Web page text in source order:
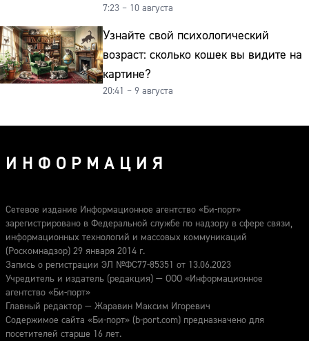
7:23 – 10 августа
Узнайте свой психологический
возраст: сколько кошек вы видите на
картине?
20:41 – 9 августа
ИНФОРМАЦИЯ
Сетевое издание Информационное агентство «Би-порт»
зарегистрировано в Федеральной службе по надзору в сфере связи,
информационных технологий и массовых коммуникаций
(Роскомнадзор) 29 января 2014 г.
Запись о регистрации ЭЛ №ФС77-85351 от 13.06.2023
Учредитель и издатель (редакция) — ООО «Информационное
агентство «Би-порт»
Главный редактор — Жаравин Максим Игоревич
Содержимое сайта «Би-порт» (b-port.com) предназначено для
посетителей старше 16 лет.